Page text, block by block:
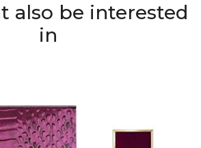
also be interested
in